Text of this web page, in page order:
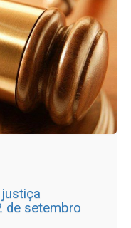
de setembro